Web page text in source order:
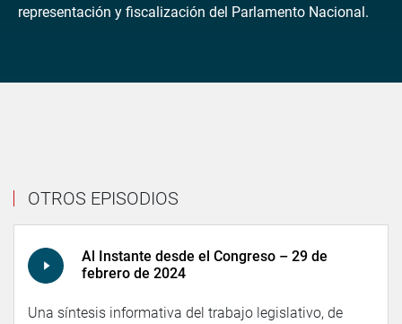
representación y fiscalización del Parlamento Nacional.
OTROS EPISODIOS
Al Instante desde el Congreso – 29 de
febrero de 2024
Una síntesis informativa del trabajo legislativo, de